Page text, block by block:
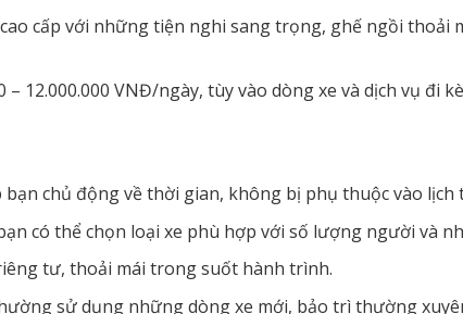
cấp với những tiện nghi sang trọng, ghế ngồi thoải
– 12.000.000 VNĐ/ngày, tùy vào dòng xe và dịch vụ đi
bạn chủ động về thời gian, không bị phụ thuộc vào
có thể chọn loại xe phù hợp với số lượng người và
tư, thoải mái trong suốt hành trình.
sử dụng những dòng xe mới, bảo trì thường